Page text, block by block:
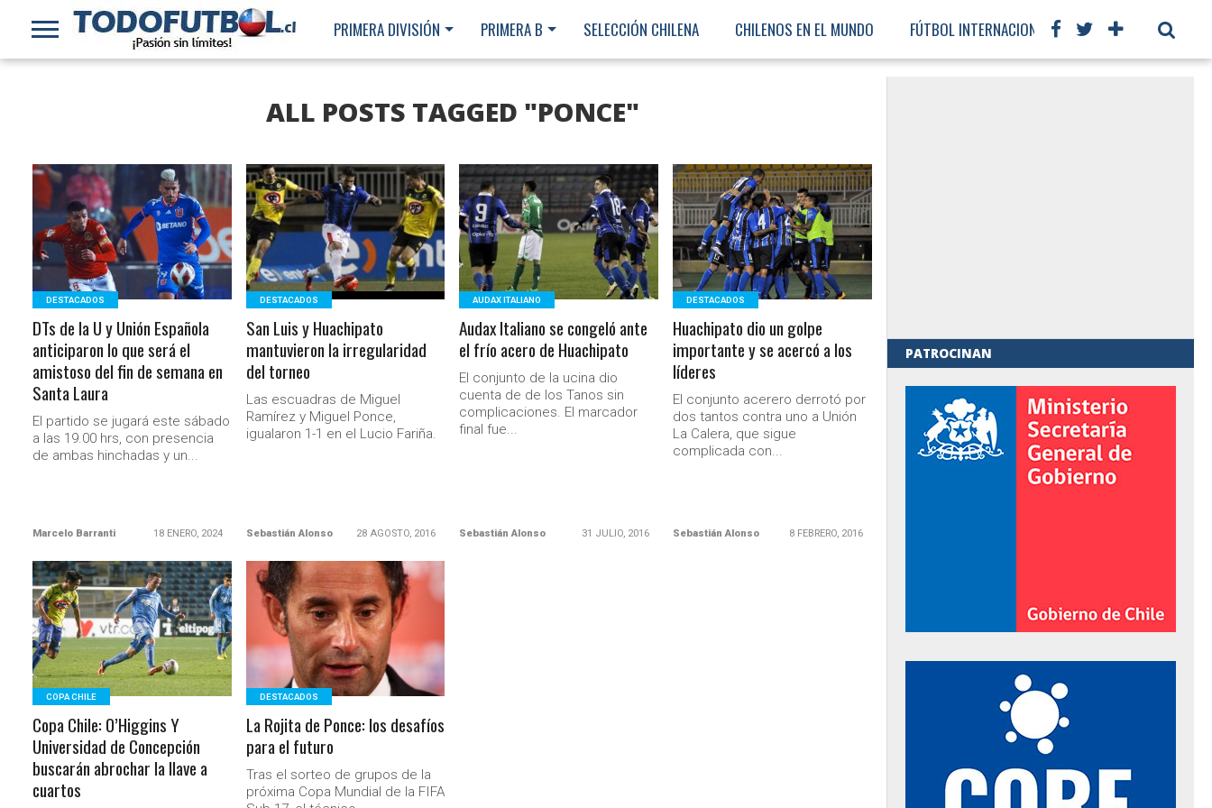
PRIMERA DIVISIÓN PRIMERA B SELECCIÓN CHILENA CHILENOS EN EL MUNDO FÚTBOL INTERNACIONAL
ALL POSTS TAGGED "PONCE"
LEER MÁS
DESTACADOS
DTs de la U y Unión Española
anticiparon lo que será el
amistoso del fin de semana en
Santa Laura
El partido se jugará este sábado
a las 19.00 hrs, con presencia
de ambas hinchadas y un...
Marcelo Barranti 18 ENERO, 2024
LEER MÁS
DESTACADOS
San Luis y Huachipato
mantuvieron la irregularidad
del torneo
Las escuadras de Miguel
Ramírez y Miguel Ponce,
igualaron 1-1 en el Lucio Fariña.
Sebastián Alonso 28 AGOSTO, 2016
LEER MÁS
AUDAX ITALIANO
Audax Italiano se congeló ante
el frío acero de Huachipato
El conjunto de la ucina dio
cuenta de de los Tanos sin
complicaciones. El marcador
final fue...
Sebastián Alonso 31 JULIO, 2016
LEER MÁS
DESTACADOS
Huachipato dio un golpe
importante y se acercó a los
líderes
El conjunto acerero derrotó por
dos tantos contra uno a Unión
La Calera, que sigue
complicada con...
Sebastián Alonso 8 FEBRERO, 2016
LEER MÁS
COPA CHILE
Copa Chile: O’Higgins Y
Universidad de Concepción
buscarán abrochar la llave a
cuartos
LEER MÁS
DESTACADOS
La Rojita de Ponce: los desafíos
para el futuro
Tras el sorteo de grupos de la
próxima Copa Mundial de la FIFA
PATROCINAN
Ministerio Secretaría General de Gobierno